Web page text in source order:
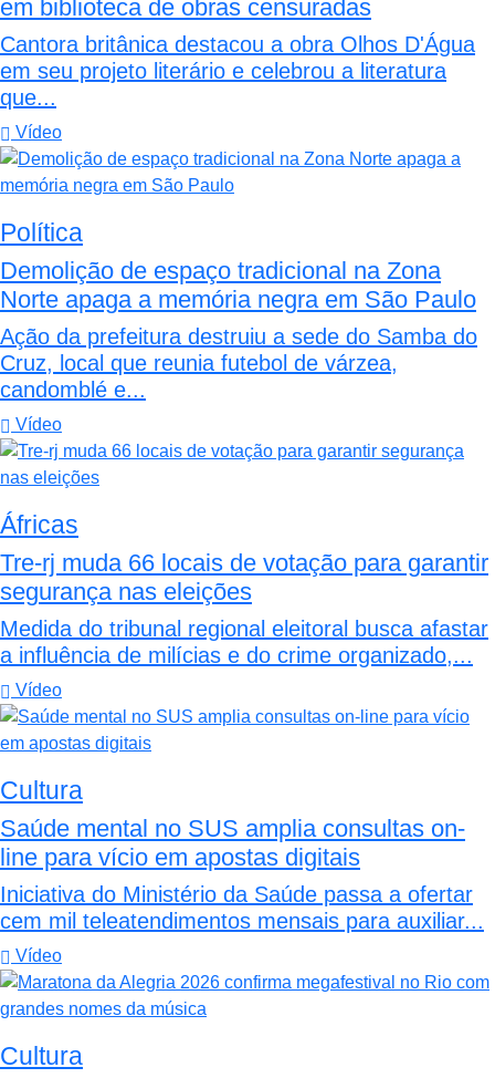
em biblioteca de obras censuradas
Cantora britânica destacou a obra Olhos D'Água
em seu projeto literário e celebrou a literatura
que...
Vídeo
Política
Demolição de espaço tradicional na Zona
Norte apaga a memória negra em São Paulo
Ação da prefeitura destruiu a sede do Samba do
Cruz, local que reunia futebol de várzea,
candomblé e...
Vídeo
Áfricas
Tre-rj muda 66 locais de votação para garantir
segurança nas eleições
Medida do tribunal regional eleitoral busca afastar
a influência de milícias e do crime organizado,...
Vídeo
Cultura
Saúde mental no SUS amplia consultas on-
line para vício em apostas digitais
Iniciativa do Ministério da Saúde passa a ofertar
cem mil teleatendimentos mensais para auxiliar...
Vídeo
Cultura